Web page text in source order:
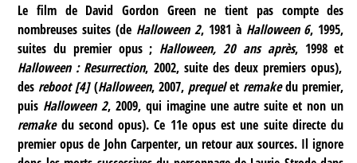
Le film de David Gordon Green ne tient pas compte des
nombreuses suites (de Halloween 2, 1981 à Halloween 6, 1995,
suites du premier opus ; Halloween, 20 ans après, 1998 et
Halloween : Resurrection, 2002, suite des deux premiers opus),
des reboot[4] (Halloween, 2007, prequelet remakedu premier,
puis Halloween 2, 2009, qui imagine une autre suite et non un
remake du second opus). Ce 11e opus est une suite directe du
premier opus de John Carpenter, un retour aux sources. Il ignore